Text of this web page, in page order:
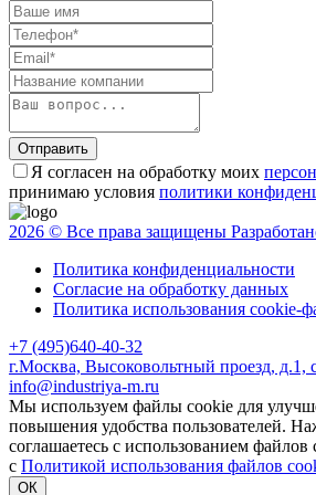
Отправить
Я согласен на обработку моих
принимаю условия политики
2026 © Все права защищены
Политика конфиденциальности
Согласие на обработку данных
Политика использования cookie-
+7 (495)640-40-32
г.Москва, Высоковольтный проезд, д.1,
info@industriya-m.ru
Мы используем файлы cookie для
повышения удобства пользователей.
соглашаетесь с использованием файлов
с Политикой использования файлов
ОК